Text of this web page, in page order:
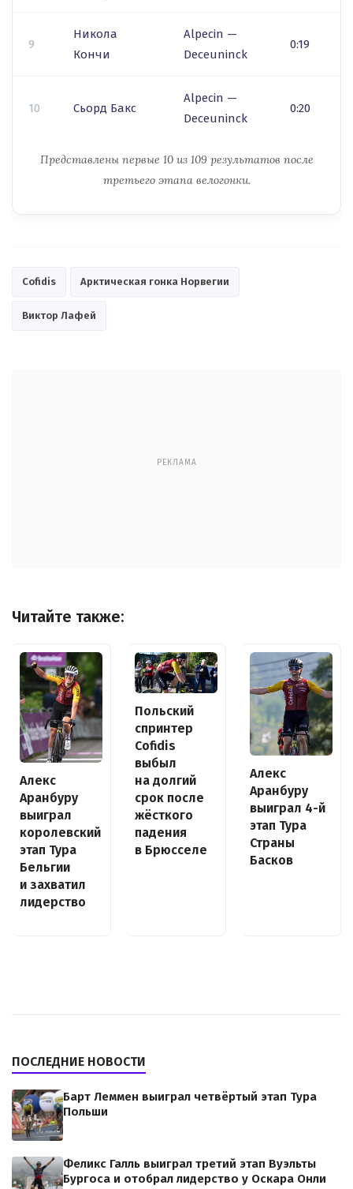
9
Никола
Кончи
Alpecin —
Deceuninck
0:19
10 Сьорд Бакс
Alpecin —
Deceuninck
0:20
Представлены первые 10 из 109 результатов после
третьего этапа велогонки.
Cofidis Арктическая гонка Норвегии
Виктор Лафей
РЕКЛАМА
Читайте также:
Алекс
Аранбуру
выиграл
королевский
этап Тура
Бельгии
и захватил
лидерство
Польский
спринтер
Cofidis
выбыл
на долгий
срок после
жёсткого
падения
в Брюсселе
Алекс
Аранбуру
выиграл 4-й
этап Тура
Страны
Басков
ПОСЛЕДНИЕ НОВОСТИ
Барт Леммен выиграл четвёртый этап Тура
Польши
Феликс Галль выиграл третий этап Вуэльты
Бургоса и отобрал лидерство у Оскара Онли